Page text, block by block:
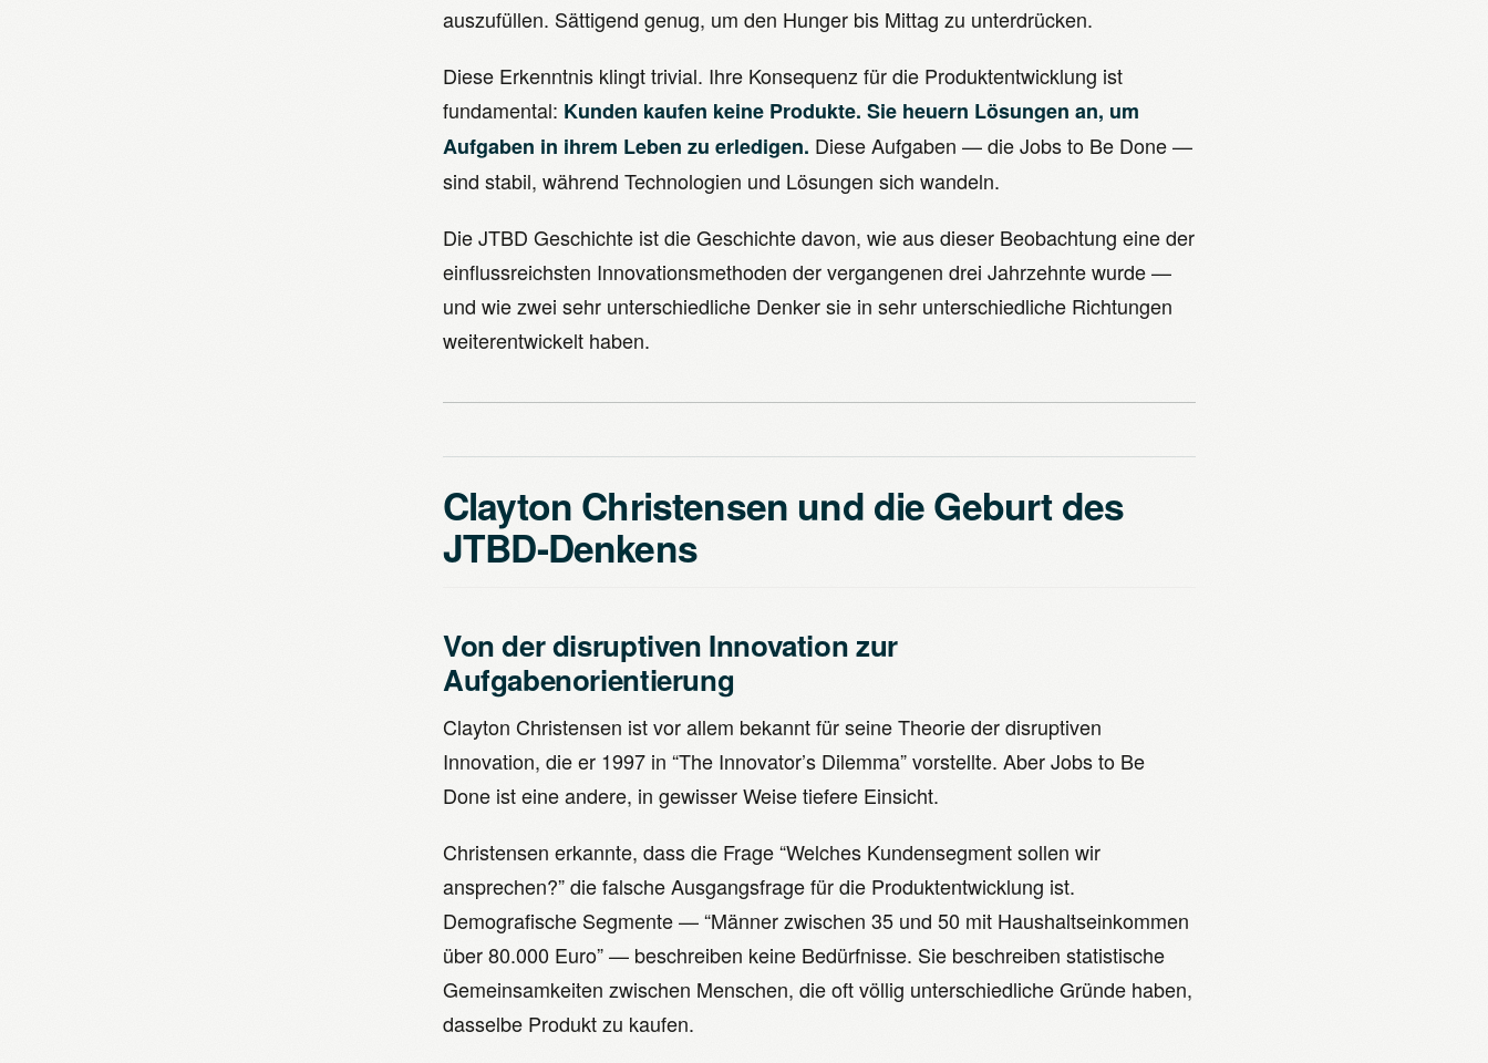
auszufüllen. Sättigend genug, um den Hunger bis Mittag zu unterdrücken.
Diese Erkenntnis klingt trivial. Ihre Konsequenz für die Produktentwicklung ist
fundamental: Kunden kaufen keine Produkte. Sie heuern Lösungen an, um
Aufgaben in ihrem Leben zu erledigen. Diese Aufgaben — die Jobs to Be Done —
sind stabil, während Technologien und Lösungen sich wandeln.
Die JTBD Geschichte ist die Geschichte davon, wie aus dieser Beobachtung eine der
einflussreichsten Innovationsmethoden der vergangenen drei Jahrzehnte wurde —
und wie zwei sehr unterschiedliche Denker sie in sehr unterschiedliche Richtungen
weiterentwickelt haben.
Clayton Christensen und die Geburt des
JTBD-Denkens
Von der disruptiven Innovation zur
Aufgabenorientierung
Clayton Christensen ist vor allem bekannt für seine Theorie der disruptiven
Innovation, die er 1997 in “The Innovator’s Dilemma” vorstellte. Aber Jobs to Be
Done ist eine andere, in gewisser Weise tiefere Einsicht.
Christensen erkannte, dass die Frage “Welches Kundensegment sollen wir
ansprechen?” die falsche Ausgangsfrage für die Produktentwicklung ist.
Demografische Segmente — “Männer zwischen 35 und 50 mit Haushaltseinkommen
über 80.000 Euro” — beschreiben keine Bedürfnisse. Sie beschreiben statistische
Gemeinsamkeiten zwischen Menschen, die oft völlig unterschiedliche Gründe haben,
dasselbe Produkt zu kaufen.